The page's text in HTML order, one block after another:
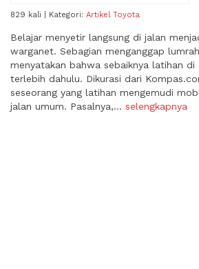
829 kali | Kategori: Artikel Toyota
Belajar menyetir langsung di jalan
warganet. Sebagian menganggap
menyatakan bahwa sebaiknya latihan di
terlebih dahulu. Dikurasi dari
seseorang yang latihan mengemudi
jalan umum. Pasalnya,... selengkapnya